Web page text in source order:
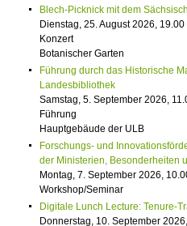
Blech-Picknick mit dem
Dienstag, 25. August 2026,
Konzert
Botanischer Garten
Führung durch das Historische
Landesbibliothek
Samstag, 5. September 2026,
Führung
Hauptgebäude der ULB
Forschungs- und
der Ministerien, Besonderheiten
Montag, 7. September 2026,
Workshop/Seminar
Digitale Lunch Lecture: Tenure-
Donnerstag, 10. September